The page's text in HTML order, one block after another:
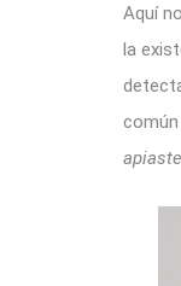
Aquí
la
común